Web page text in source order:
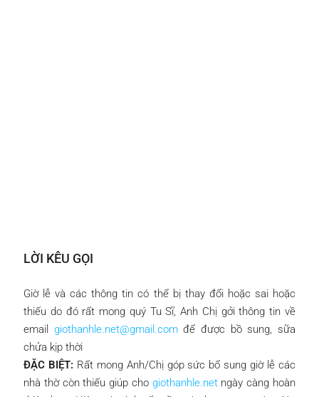
LỜI KÊU GỌI
Giờ lễ và các thông tin có thể bị thay đổi hoặc sai hoặc
thiếu do đó rất mong quý Tu Sĩ, Anh Chị gởi thông tin về
email giothanhle.net@gmail.comđể được bồ sung, sữa
chửa kịp thời
ĐẶC BIỆT: Rất mong Anh/Chị góp sức bổ sung giờ lễ các
nhà thờ còn thiếu giúp cho giothanhle.netngày càng hoàn